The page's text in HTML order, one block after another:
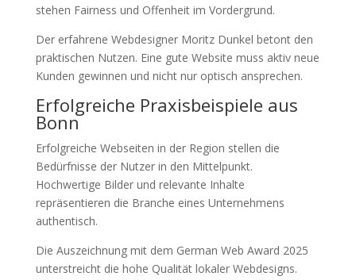
stehen Fairness und Offenheit im Vordergrund.
Der erfahrene Webdesigner Moritz Dunkel betont den
praktischen Nutzen. Eine gute Website muss aktiv neue
Kunden gewinnen und nicht nur optisch ansprechen.
Erfolgreiche Praxisbeispiele aus
Bonn
Erfolgreiche Webseiten in der Region stellen die
Bedürfnisse der Nutzer in den Mittelpunkt.
Hochwertige Bilder und relevante Inhalte
repräsentieren die Branche eines Unternehmens
authentisch.
Die Auszeichnung mit dem German Web Award 2025
unterstreicht die hohe Qualität lokaler Webdesigns.